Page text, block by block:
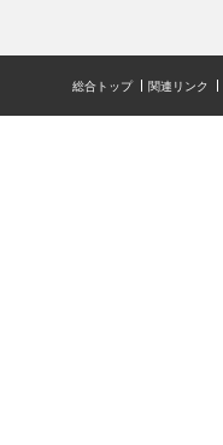
総合トップ 関連リンク